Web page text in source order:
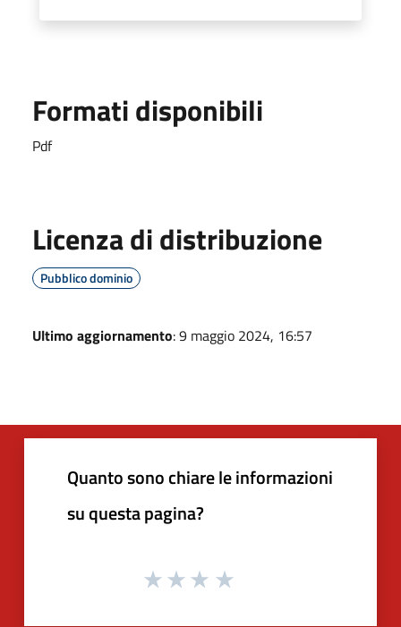
Formati disponibili
Pdf
Licenza di distribuzione
Pubblico dominio
Ultimo aggiornamento: 9 maggio 2024, 16:57
Quanto sono chiare le informazioni
su questa pagina?